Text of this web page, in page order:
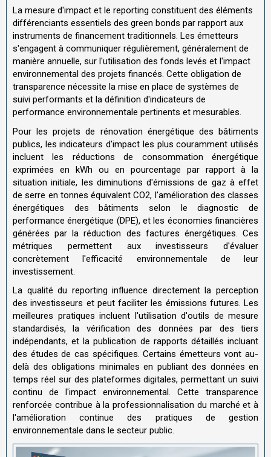
La mesure d'impact et le reporting constituent des éléments
différenciants essentiels des green bonds par rapport aux
instruments de financement traditionnels. Les émetteurs
s'engagent à communiquer régulièrement, généralement de
manière annuelle, sur l'utilisation des fonds levés et l'impact
environnemental des projets financés. Cette obligation de
transparence nécessite la mise en place de systèmes de
suivi performants et la définition d'indicateurs de
performance environnementale pertinents et mesurables.
Pour les projets de rénovation énergétique des bâtiments
publics, les indicateurs d'impact les plus couramment utilisés
incluent les réductions de consommation énergétique
exprimées en kWh ou en pourcentage par rapport à la
situation initiale, les diminutions d'émissions de gaz à effet
de serre en tonnes équivalent CO2, l'amélioration des classes
énergétiques des bâtiments selon le diagnostic de
performance énergétique (DPE), et les économies financières
générées par la réduction des factures énergétiques. Ces
métriques permettent aux investisseurs d'évaluer
concrètement l'efficacité environnementale de leur
investissement.
La qualité du reporting influence directement la perception
des investisseurs et peut faciliter les émissions futures. Les
meilleures pratiques incluent l'utilisation d'outils de mesure
standardisés, la vérification des données par des tiers
indépendants, et la publication de rapports détaillés incluant
des études de cas spécifiques. Certains émetteurs vont au-
delà des obligations minimales en publiant des données en
temps réel sur des plateformes digitales, permettant un suivi
continu de l'impact environnemental. Cette transparence
renforcée contribue à la professionnalisation du marché et à
l'amélioration continue des pratiques de gestion
environnementale dans le secteur public.